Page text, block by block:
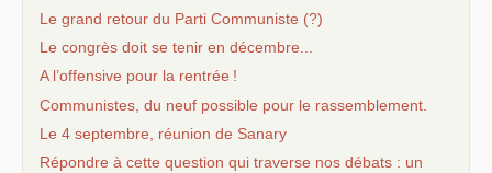
Le grand retour du Parti Communiste (?)
Le congrès doit se tenir en décembre...
A l’offensive pour la rentrée !
Communistes, du neuf possible pour le rassemblement.
Le 4 septembre, réunion de Sanary
Répondre à cette question qui traverse nos débats : un